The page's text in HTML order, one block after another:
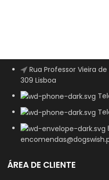
Rua Professor Vieira
309 Lisboa
ÁREA DE CLIENTE